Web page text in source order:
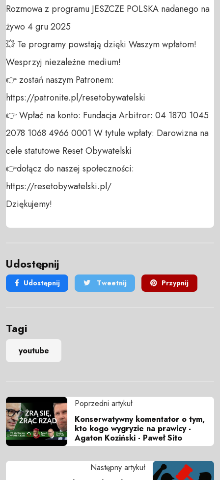
Rozmowa z programu JESZCZE POLSKA nadanego na
żywo 4 gru 2025
💥 Te programy powstają dzięki Waszym wpłatom!
Wesprzyj niezależne medium!
👉 zostań naszym Patronem:
https://patronite.pl/resetobywatelski
👉 Wpłać na konto: Fundacja Arbitror: 04 1870 1045
2078 1068 4966 0001 W tytule wpłaty: Darowizna na
cele statutowe Reset Obywatelski
👉dołącz do naszej społeczności:
https://resetobywatelski.pl/
Dziękujemy!
Udostępnij
Udostępnij Tweetnij Przypnij
Tagi
youtube
Poprzedni artykuł
Konserwatywny komentator o tym,
kto kogo wygryzie na prawicy -
Agaton Koziński - Paweł Sito
Następny artykuł